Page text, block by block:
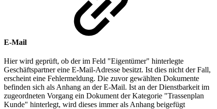
E-Mail
Hier wird geprüft, ob der im Feld "Eigentümer" hinterlegte
Geschäftspartner eine E-Mail-Adresse besitzt. Ist dies nicht der Fall,
erscheint eine Fehlermeldung. Die zuvor gewählten Dokumente
befinden sich als Anhang an der E-Mail. Ist an der Dienstbarkeit im
zugeordneten Vorgang ein Dokument der Kategorie "Trassenplan
Kunde" hinterlegt, wird dieses immer als Anhang beigefügt